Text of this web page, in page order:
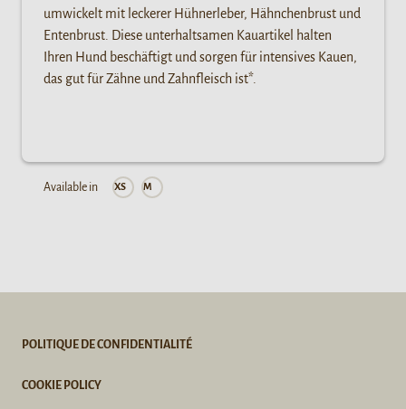
umwickelt mit leckerer Hühnerleber, Hähnchenbrust und
Entenbrust. Diese unterhaltsamen Kauartikel halten
Ihren Hund beschäftigt und sorgen für intensives Kauen,
das gut für Zähne und Zahnfleisch ist*.
Available in XS M
POLITIQUE DE CONFIDENTIALITÉ
COOKIE POLICY